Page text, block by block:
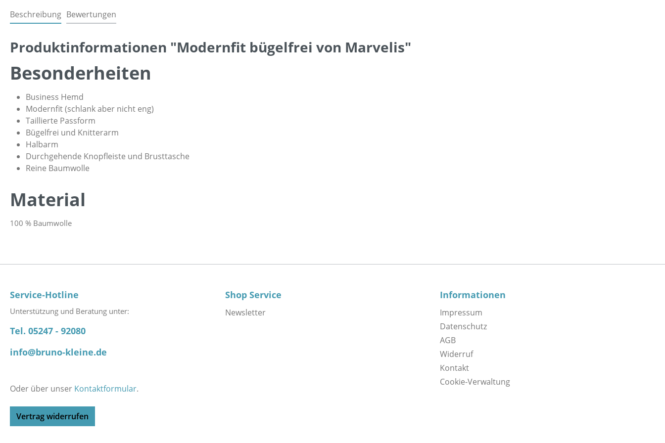
Beschreibung Bewertungen
Produktinformationen "Modernfit bügelfrei von Marvelis"
Besonderheiten
Business Hemd
Modernfit (schlank aber nicht eng)
Taillierte Passform
Bügelfrei und Knitterarm
Halbarm
Durchgehende Knopfleiste und Brusttasche
Reine Baumwolle
Material
100 % Baumwolle
Service-Hotline
Unterstützung und Beratung unter:
Tel. 05247 - 92080
info@bruno-kleine.de
Oder über unser Kontaktformular.
Vertrag widerrufen
Shop Service
Newsletter
Informationen
Impressum
Datenschutz
AGB
Widerruf
Kontakt
Cookie-Verwaltung